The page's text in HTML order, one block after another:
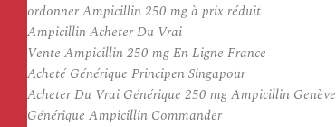
ordonner Ampicillin 250 mg à prix réduit
Ampicillin Acheter Du Vrai
Vente Ampicillin 250 mg En Ligne France
Acheté Générique Principen Singapour
Acheter Du Vrai Générique 250 mg Ampicillin Genève
Générique Ampicillin Commander